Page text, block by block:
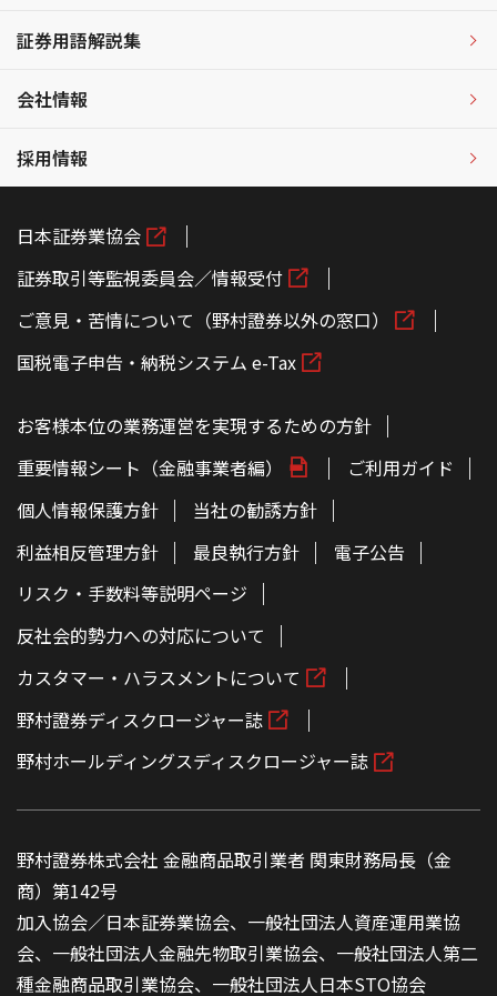
証券用語解説集
会社情報
採用情報
日本証券業協会
証券取引等監視委員会／情報受付
ご意見・苦情について（野村證券以外の窓口）
国税電子申告・納税システム e-Tax
お客様本位の業務運営を実現するための方針
重要情報シート（金融事業者編）
ご利用ガイド
個人情報保護方針
当社の勧誘方針
利益相反管理方針
最良執行方針
電子公告
リスク・手数料等説明ページ
反社会的勢力への対応について
カスタマー・ハラスメントについて
野村證券ディスクロージャー誌
野村ホールディングスディスクロージャー誌
野村證券株式会社 金融商品取引業者 関東財務局長（金
商）第142号
加入協会／日本証券業協会、一般社団法人資産運用業協
会、一般社団法人金融先物取引業協会、一般社団法人第二
種金融商品取引業協会、一般社団法人日本STO協会